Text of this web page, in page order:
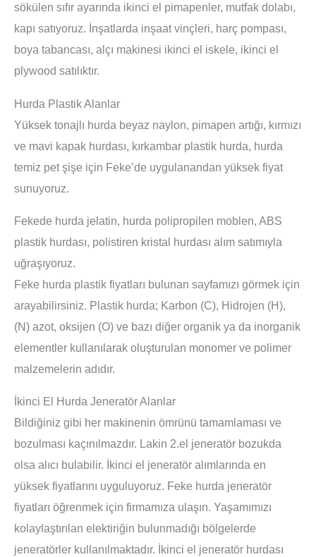
sökülen sıfır ayarında ikinci el pimapenler, mutfak dolabı,
kapı satıyoruz. İnşatlarda inşaat vinçleri, harç pompası,
boya tabancası, alçı makinesi ikinci el iskele, ikinci el
plywood satılıktır.
Hurda Plastik Alanlar
Yüksek tonajlı hurda beyaz naylon, pimapen artığı, kırmızı
ve mavi kapak hurdası, kırkambar plastik hurda, hurda
temiz pet şişe için Feke’de uygulanandan yüksek fiyat
sunuyoruz.
Fekede hurda jelatin, hurda polipropilen moblen, ABS
plastik hurdası, polistiren kristal hurdası alım satımıyla
uğraşıyoruz.
Feke hurda plastik fiyatları bulunan sayfamızı görmek için
arayabilirsiniz. Plastik hurda; Karbon (C), Hidrojen (H),
(N) azot, oksijen (O) ve bazı diğer organik ya da inorganik
elementler kullanılarak oluşturulan monomer ve polimer
malzemelerin adıdır.
İkinci El Hurda Jeneratör Alanlar
Bildiğiniz gibi her makinenin ömrünü tamamlaması ve
bozulması kaçınılmazdır. Lakin 2.el jeneratör bozukda
olsa alıcı bulabilir. İkinci el jeneratör alımlarında en
yüksek fiyatlarını uyguluyoruz. Feke hurda jeneratör
fiyatları öğrenmek için firmamıza ulaşın. Yaşamımızı
kolaylaştırılan elektiriğin bulunmadığı bölgelerde
jeneratörler kullanılmaktadır. İkinci el jeneratör hurdası